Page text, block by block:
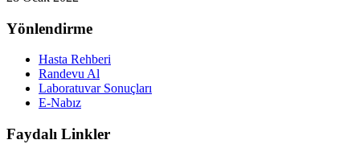
Yönlendirme
Hasta Rehberi
Randevu Al
Laboratuvar Sonuçları
E-Nabız
Faydalı Linkler